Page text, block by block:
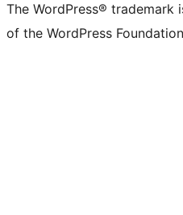
The WordPress®
of the WordPress